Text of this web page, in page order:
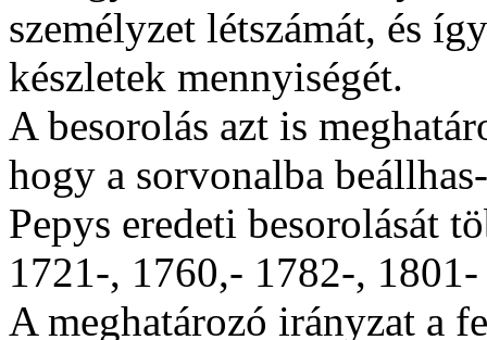
személyzet létszámát, és
készletek mennyiségét.
A besorolás azt is
hogy a sorvonalba
Pepys eredeti besorolását
1721-, 1760,- 1782-, 1801-
A meghatározó irányzat a